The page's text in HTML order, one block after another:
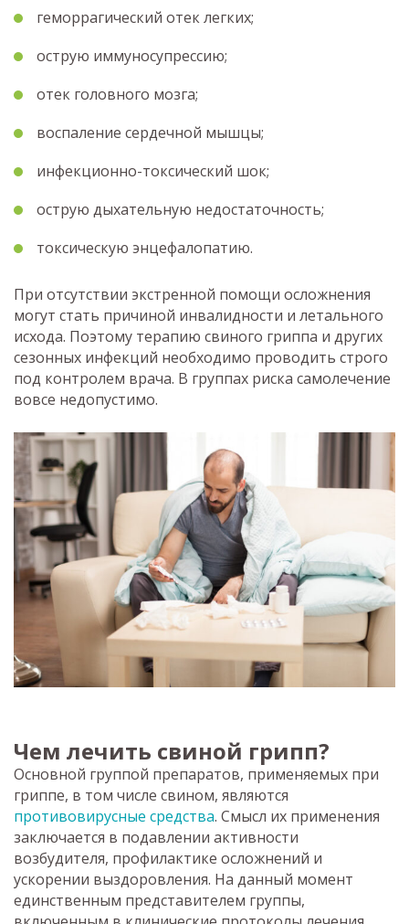
геморрагический отек легких;
острую иммуносупрессию;
отек головного мозга;
воспаление сердечной мышцы;
инфекционно-токсический шок;
острую дыхательную недостаточность;
токсическую энцефалопатию.
При отсутствии экстренной помощи осложнения
могут стать причиной инвалидности и летального
исхода. Поэтому терапию свиного гриппа и других
сезонных инфекций необходимо проводить строго
под контролем врача. В группах риска самолечение
вовсе недопустимо.
Чем лечить свиной грипп?
Основной группой препаратов, применяемых при
гриппе, в том числе свином, являются
противовирусные средства. Смысл их применения
заключается в подавлении активности
возбудителя, профилактике осложнений и
ускорении выздоровления. На данный момент
единственным представителем группы,